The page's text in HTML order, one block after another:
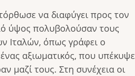
να διαφύγει προς τον
ύψος πολυβολούσαν τους
Ιταλών, όπως γράφει ο
αξιωματικός, που υπέκυψε
μαζί τους. Στη συνέχεια οι